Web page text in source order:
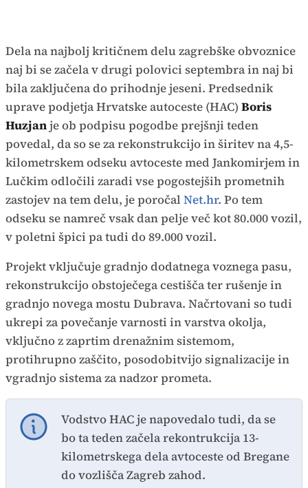
Dela na najbolj kritičnem delu zagrebške obvoznice
naj bi se začela v drugi polovici septembra in naj bi
bila zaključena do prihodnje jeseni. Predsednik
uprave podjetja Hrvatske autoceste (HAC) Boris
Huzjanje ob podpisu pogodbe prejšnji teden
povedal, da so se za rekonstrukcijo in širitev na 4,5-
kilometrskem odseku avtoceste med Jankomirjem in
Lučkim odločili zaradi vse pogostejših prometnih
zastojev na tem delu, je poročal Net.hr. Po tem
odseku se namreč vsak dan pelje več kot 80.000 vozil,
v poletni špici pa tudi do 89.000 vozil.
Projekt vključuje gradnjo dodatnega voznega pasu,
rekonstrukcijo obstoječega cestišča ter rušenje in
gradnjo novega mostu Dubrava. Načrtovani so tudi
ukrepi za povečanje varnosti in varstva okolja,
vključno z zaprtim drenažnim sistemom,
protihrupno zaščito, posodobitvijo signalizacije in
vgradnjo sistema za nadzor prometa.
Vodstvo HAC je napovedalo tudi, da se
bo ta teden začela rekontrukcija 13-
kilometrskega dela avtoceste od Bregane
do vozlišča Zagreb zahod.